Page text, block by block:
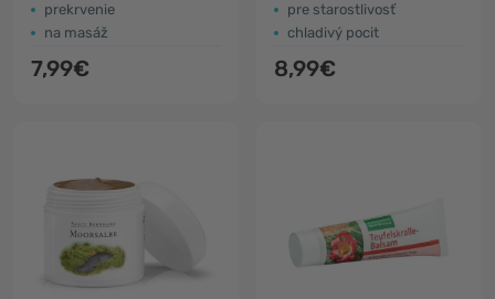
prekrvenie
na masáž
7,99€
pre starostlivosť
chladivý pocit
8,99€